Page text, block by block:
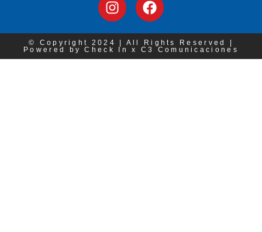
© Copyright 2024 | All Rights Reserved |
Powered by Check In x C3 Comunicaciones